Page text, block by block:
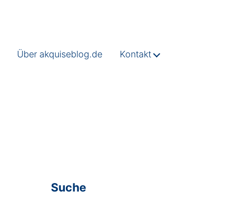
Über akquiseblog.de Kontakt
Suche